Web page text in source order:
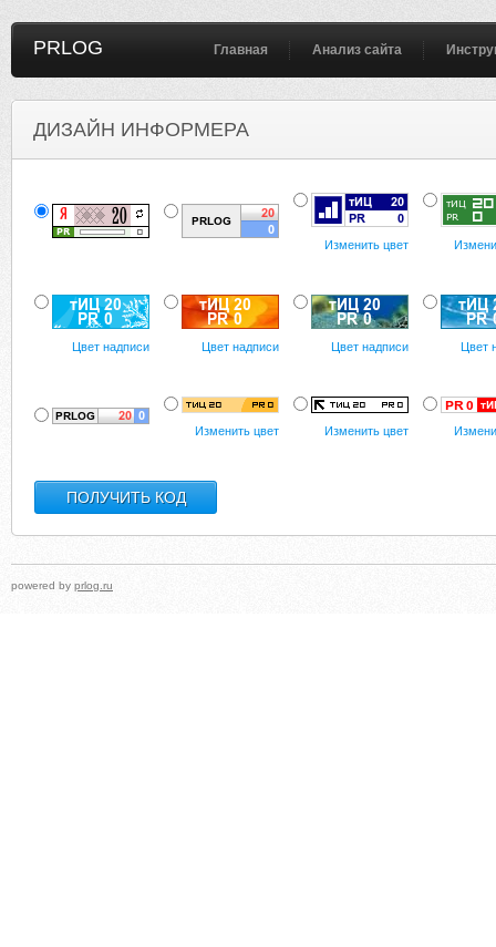
PRLOG Главная Анализ сайта
ДИЗАЙН ИНФОРМЕРА
Изменить цвет
Цвет надписи Цвет надписи Цвет надписи Цвет
Изменить цвет Изменить цвет
powered by prlog.ru